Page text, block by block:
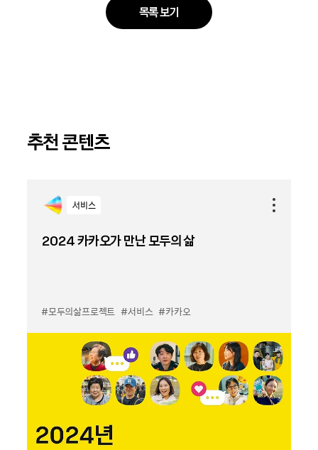
목록 보기
추천 콘텐츠
서비스
2024 카카오가 만난 모두의 삶
#모두의삶프로젝트 #서비스 #카카오